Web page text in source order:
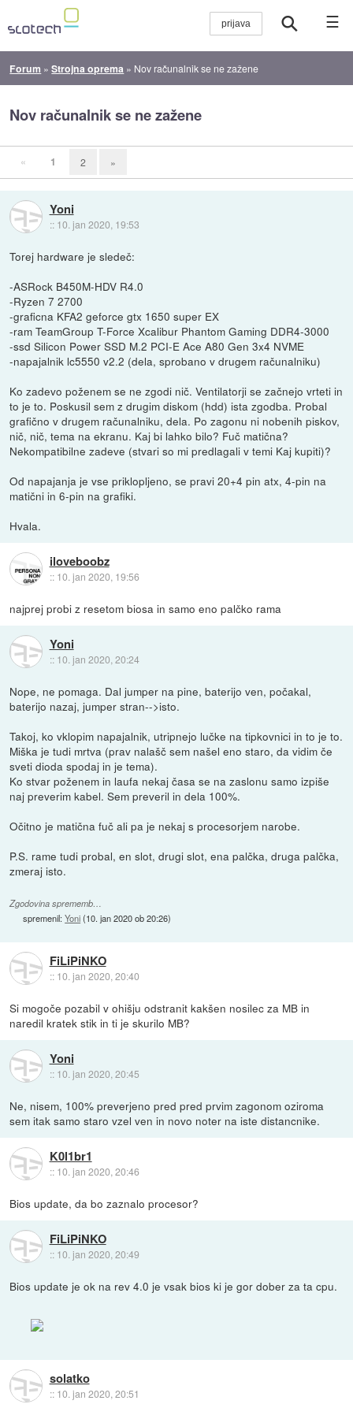
☰
Forum »Strojna oprema » Nov računalnik se ne zažene
Nov računalnik se ne zažene
« 1 2 »
Yoni
:: 10. jan 2020, 19:53
Torej hardware je sledeč:
-ASRock B450M-HDV R4.0
-Ryzen 7 2700
-graficna KFA2 geforce gtx 1650 super EX
-ram TeamGroup T-Force Xcalibur Phantom Gaming DDR4-3000
-ssd Silicon Power SSD M.2 PCI-E Ace A80 Gen 3x4 NVME
-napajalnik lc5550 v2.2 (dela, sprobano v drugem računalniku)
Ko zadevo poženem se ne zgodi nič. Ventilatorji se začnejo vrteti in
to je to. Poskusil sem z drugim diskom (hdd) ista zgodba. Probal
grafično v drugem računalniku, dela. Po zagonu ni nobenih piskov,
nič, nič, tema na ekranu. Kaj bi lahko bilo? Fuč matična?
Nekompatibilne zadeve (stvari so mi predlagali v temi Kaj kupiti)?
Od napajanja je vse priklopljeno, se pravi 20+4 pin atx, 4-pin na
matični in 6-pin na grafiki.
Hvala.
iloveboobz
:: 10. jan 2020, 19:56
najprej probi z resetom biosa in samo eno palčko rama
Yoni
:: 10. jan 2020, 20:24
Nope, ne pomaga. Dal jumper na pine, baterijo ven, počakal,
baterijo nazaj, jumper stran-->isto.
Takoj, ko vklopim napajalnik, utripnejo lučke na tipkovnici in to je to.
Miška je tudi mrtva (prav nalašč sem našel eno staro, da vidim če
sveti dioda spodaj in je tema).
Ko stvar poženem in laufa nekaj časa se na zaslonu samo izpiše
naj preverim kabel. Sem preveril in dela 100%.
Očitno je matična fuč ali pa je nekaj s procesorjem narobe.
P.S. rame tudi probal, en slot, drugi slot, ena palčka, druga palčka,
zmeraj isto.
Zgodovina sprememb…
spremenil:Yoni(10. jan 2020 ob 20:26)
FiLiPiNKO
:: 10. jan 2020, 20:40
Si mogoče pozabil v ohišju odstranit kakšen nosilec za MB in
naredil kratek stik in ti je skurilo MB?
Yoni
:: 10. jan 2020, 20:45
Ne, nisem, 100% preverjeno pred pred prvim zagonom oziroma
sem itak samo staro vzel ven in novo noter na iste distancnike.
K0l1br1
:: 10. jan 2020, 20:46
Bios update, da bo zaznalo procesor?
FiLiPiNKO
:: 10. jan 2020, 20:49
Bios update je ok na rev 4.0 je vsak bios ki je gor dober za ta cpu.
solatko
:: 10. jan 2020, 20:51